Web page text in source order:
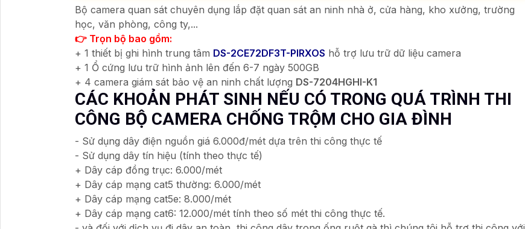
Bộ camera quan sát chuyên dụng lắp đặt quan sát an ninh nhà ở, cửa hàng, kho xưởng, trường
học, văn phòng, công ty,...
👉 Trọn bộ bao gồm:
+ 1 thiết bị ghi hình trung tâm DS-2CE72DF3T-PIRXOS hỗ trợ lưu trữ dữ liệu camera
+ 1 Ổ cứng lưu trữ hình ảnh lên đến 6-7 ngày 500GB
+ 4 camera giám sát bảo vệ an ninh chất lượng DS-7204HGHI-K1
CÁC KHOẢN PHÁT SINH NẾU CÓ TRONG QUÁ TRÌNH THI
CÔNG BỘ CAMERA CHỐNG TRỘM CHO GIA ĐÌNH
- Sử dụng dây điện nguồn giá 6.000đ/mét dựa trên thi công thực tế
- Sử dụng dây tín hiệu (tính theo thực tế)
+ Dây cáp đồng trục: 6.000/mét
+ Dây cáp mạng cat5 thường: 6.000/mét
+ Dây cáp mạng cat5e: 8.000/mét
+ Dây cáp mạng cat6: 12.000/mét tính theo số mét thi công thực tế.